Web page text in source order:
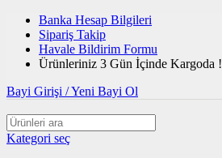
Banka Hesap Bilgileri
Sipariş Takip
Havale Bildirim Formu
Ürünleriniz 3 Gün İçinde Kargoda !
Bayi Girişi / Yeni Bayi Ol
Kategori seç